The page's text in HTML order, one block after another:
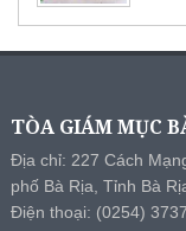
TÒA GIÁM MỤC
Địa chỉ: 227 Cách
phố Bà Rịa, Tỉnh Bà
Điện thoại: (0254)